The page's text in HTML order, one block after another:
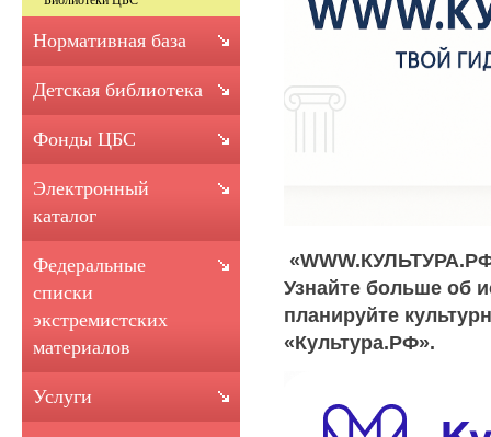
Узнайте больше об
планируйте
«Культура.РФ».
Нормативная база
Детская библиотека
Фонды ЦБС
Электронный
каталог
Федеральные
списки
экстремистских
материалов
Услуги